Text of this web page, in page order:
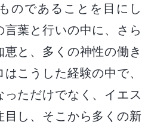
のであることを目にし
葉と行いの中に、さら
と、多くの神性の働き
こうした経験の中で、
ただけでなく、イエス
し、そこから多くの新